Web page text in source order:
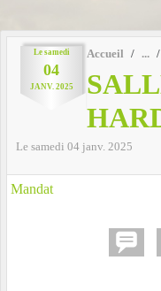
Le samedi
04
JANV. 2025
Accueil
Le samedi 04 janv. 2025
Mandat